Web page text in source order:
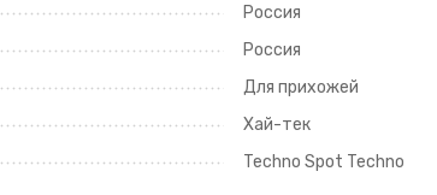
Россия
Россия
Для прихожей
Хай-тек
Techno Spot Techno